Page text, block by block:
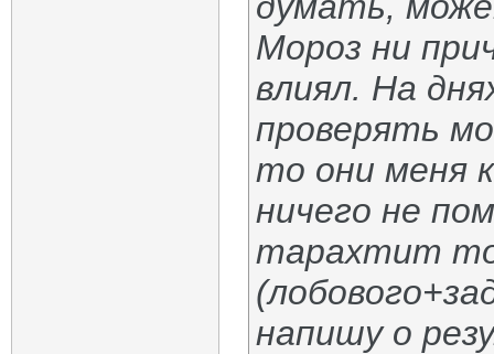
Мороз ни
влиял. На
проверять
то они меня
ничего не
тарахтит
напишу о